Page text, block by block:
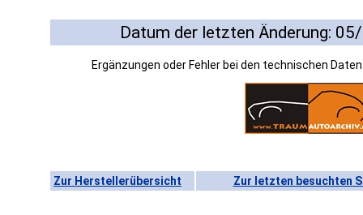
Datum der letzten Änderung:
Ergänzungen oder Fehler bei den technischen
Zur Herstellerübersicht Zur letzten besuchten